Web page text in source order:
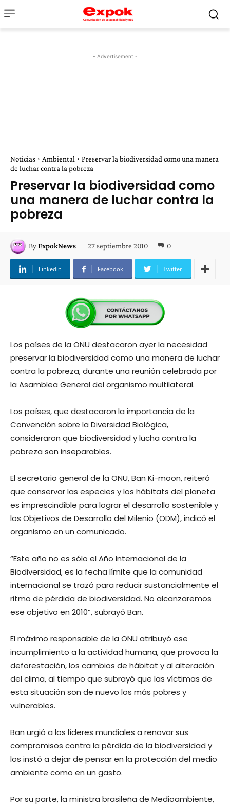
- Advertisement -
Noticias Ambiental
Preservar la biodiversidad como una manera
de luchar contra la pobreza
Preservar la biodiversidad como
una manera de luchar contra la
pobreza
ByExpokNews 27 septiembre 2010 0
Linkedin Facebook Twitter
Los países de la ONU destacaron ayer la necesidad
preservar la biodiversidad como una manera de luchar
contra la pobreza, durante una reunión celebrada por
la Asamblea General del organismo multilateral.
Los países, que destacaron la importancia de la
Convención sobre la Diversidad Biológica,
consideraron que biodiversidad y lucha contra la
pobreza son inseparables.
El secretario general de la ONU, Ban Ki-moon, reiteró
que conservar las especies y los hábitats del planeta
es imprescindible para lograr el desarrollo sostenible y
los Objetivos de Desarrollo del Milenio (ODM), indicó el
organismo en un comunicado.
“Este año no es sólo el Año Internacional de la
Biodiversidad, es la fecha límite que la comunidad
internacional se trazó para reducir sustancialmente el
ritmo de pérdida de biodiversidad. No alcanzaremos
ese objetivo en 2010”, subrayó Ban.
El máximo responsable de la ONU atribuyó ese
incumplimiento a la actividad humana, que provoca la
deforestación, los cambios de hábitat y al alteración
del clima, al tiempo que subrayó que las víctimas de
esta situación son de nuevo los más pobres y
vulnerables.
Ban urgió a los líderes mundiales a renovar sus
compromisos contra la pérdida de la biodiversidad y
los instó a dejar de pensar en la protección del medio
ambiente como en un gasto.
Por su parte, la ministra brasileña de Medioambiente,